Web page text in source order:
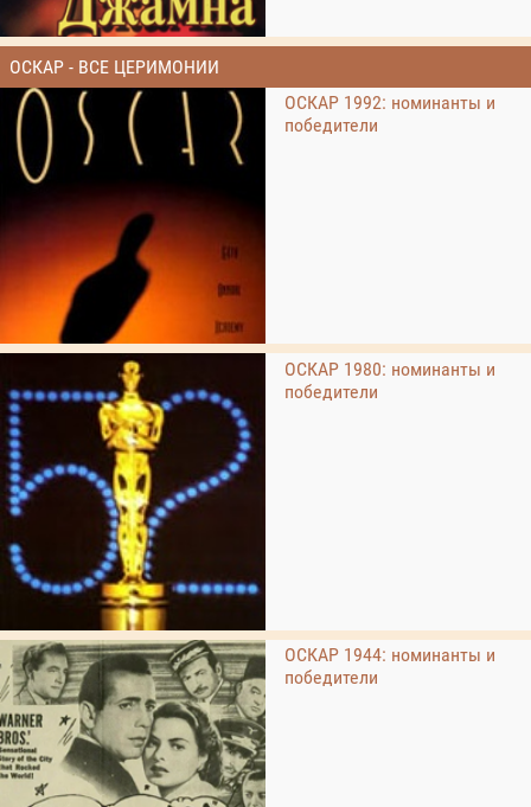
ОСКАР - ВСЕ ЦЕРИМОНИИ
ОСКАР 1992: номинанты и
победители
ОСКАР 1980: номинанты и
победители
ОСКАР 1944: номинанты и
победители